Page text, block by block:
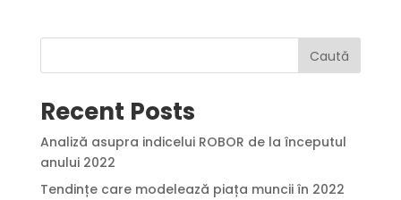
Caută
Recent Posts
Analiză asupra indicelui ROBOR de la începutul
anului 2022
Tendințe care modelează piața muncii în 2022